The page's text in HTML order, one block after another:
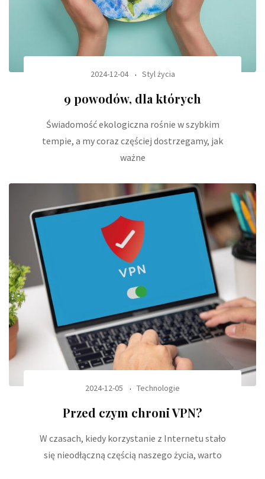
2024-12-04 Styl życia
9 powodów, dla których
Świadomość ekologiczna rośnie w szybkim
tempie, a my coraz częściej dostrzegamy, jak
ważne
2024-12-05 Technologie
Przed czym chroni VPN?
W czasach, kiedy korzystanie z Internetu stało
się nieodłączną częścią naszego życia, warto